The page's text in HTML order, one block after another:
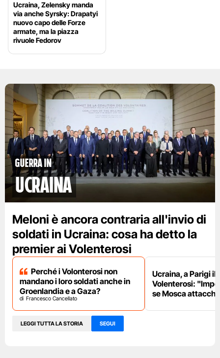
Ucraina, Zelensky manda
via anche Syrsky: Drapatyi
nuovo capo delle Forze
armate, ma la piazza
rivuole Fedorov
Guerra in
Ucraina
Meloni è ancora contraria all'invio di
soldati in Ucraina: cosa ha detto la
premier ai Volenterosi
Perché i Volonterosi non
mandano i loro soldati anche in
Groenlandia e a Gaza?
Francesco Cancellato
Ucraina, a Parigi il
Volenterosi:
se Mosca
LEGGI TUTTA LA STORIA SEGUI